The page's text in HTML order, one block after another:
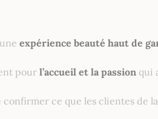
expérience beauté haut de
pour l’accueil et la passion qui
ce que les clientes de